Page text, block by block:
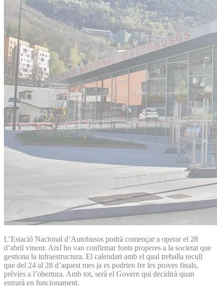
L’Estació Nacional d’Autobusos podrà començar a operar el 28
d’abril vinent. Així ho van confirmar fonts properes a la societat que
gestiona la infraestructura. El calendari amb el qual treballa recull
que del 24 al 28 d’aquest mes ja es podrien fer les proves finals,
prèvies a l’obertura. Amb tot, serà el Govern qui decidirà quan
entrarà en funcionament.